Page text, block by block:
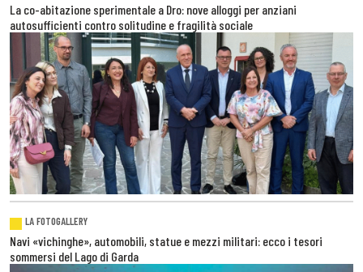
La co-abitazione sperimentale a Dro: nove alloggi per anziani
autosufficienti contro solitudine e fragilità sociale
LA FOTOGALLERY
Navi «vichinghe», automobili, statue e mezzi militari: ecco i tesori
sommersi del Lago di Garda